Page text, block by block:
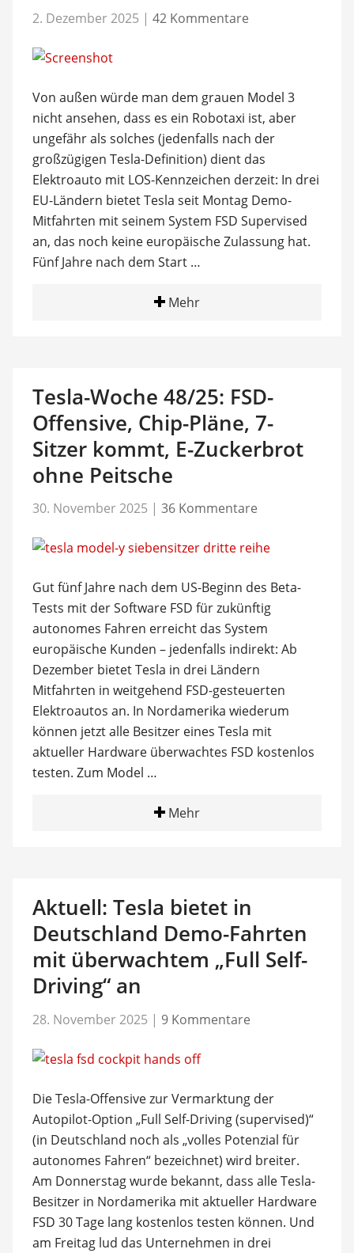
2. Dezember 2025 | 42 Kommentare
Von außen würde man dem grauen Model 3
nicht ansehen, dass es ein Robotaxi ist, aber
ungefähr als solches (jedenfalls nach der
großzügigen Tesla-Definition) dient das
Elektroauto mit LOS-Kennzeichen derzeit: In drei
EU-Ländern bietet Tesla seit Montag Demo-
Mitfahrten mit seinem System FSD Supervised
an, das noch keine europäische Zulassung hat.
Fünf Jahre nach dem Start …
Mehr
Tesla-Woche 48/25: FSD-
Offensive, Chip-Pläne, 7-
Sitzer kommt, E-Zuckerbrot
ohne Peitsche
30. November 2025 | 36 Kommentare
Gut fünf Jahre nach dem US-Beginn des Beta-
Tests mit der Software FSD für zukünftig
autonomes Fahren erreicht das System
europäische Kunden – jedenfalls indirekt: Ab
Dezember bietet Tesla in drei Ländern
Mitfahrten in weitgehend FSD-gesteuerten
Elektroautos an. In Nordamerika wiederum
können jetzt alle Besitzer eines Tesla mit
aktueller Hardware überwachtes FSD kostenlos
testen. Zum Model …
Mehr
Aktuell: Tesla bietet in
Deutschland Demo-Fahrten
mit überwachtem „Full Self-
Driving“ an
28. November 2025 | 9 Kommentare
Die Tesla-Offensive zur Vermarktung der
Autopilot-Option „Full Self-Driving (supervised)“
(in Deutschland noch als „volles Potenzial für
autonomes Fahren“ bezeichnet) wird breiter.
Am Donnerstag wurde bekannt, dass alle Tesla-
Besitzer in Nordamerika mit aktueller Hardware
FSD 30 Tage lang kostenlos testen können. Und
am Freitag lud das Unternehmen in drei